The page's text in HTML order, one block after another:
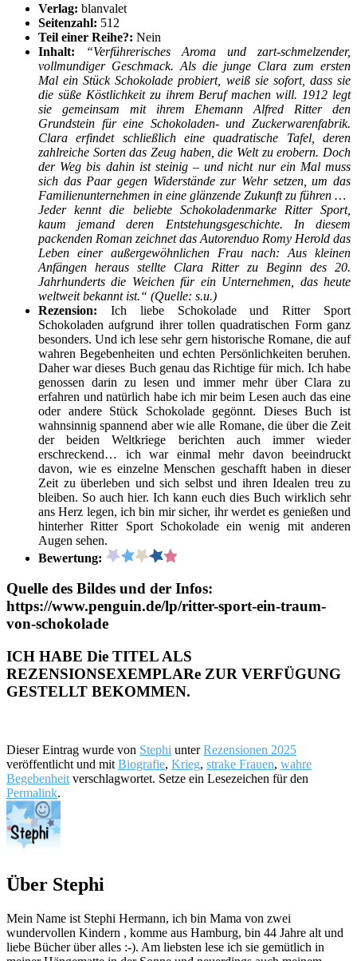
Verlag: blanvalet
Seitenzahl: 512
Teil einer Reihe?: Nein
Inhalt:
“Verführerisches Aroma und zart-schmelzender,
vollmundiger Geschmack. Als die junge Clara zum ersten
Mal ein Stück Schokolade probiert, weiß sie sofort, dass sie
die süße Köstlichkeit zu ihrem Beruf machen will. 1912 legt
sie gemeinsam mit ihrem Ehemann Alfred Ritter den
Grundstein für eine Schokoladen- und Zuckerwarenfabrik.
Clara erfindet schließlich eine quadratische Tafel, deren
zahlreiche Sorten das Zeug haben, die Welt zu erobern. Doch
der Weg bis dahin ist steinig – und nicht nur ein Mal muss
sich das Paar gegen Widerstände zur Wehr setzen, um das
Familienunternehmen in eine glänzende Zukunft zu führen …
Jeder kennt die beliebte Schokoladenmarke Ritter Sport,
kaum jemand deren Entstehungsgeschichte. In diesem
packenden Roman zeichnet das Autorenduo Romy Herold das
Leben einer außergewöhnlichen Frau nach: Aus kleinen
Anfängen heraus stellte Clara Ritter zu Beginn des 20.
Jahrhunderts die Weichen für ein Unternehmen, das heute
weltweit bekannt ist.“ (Quelle: s.u.)
Rezension: Ich liebe Schokolade und Ritter Sport
Schokoladen aufgrund ihrer tollen quadratischen Form ganz
besonders. Und ich lese sehr gern historische Romane, die auf
wahren Begebenheiten und echten Persönlichkeiten beruhen.
Daher war dieses Buch genau das Richtige für mich. Ich habe
genossen darin zu lesen und immer mehr über Clara zu
erfahren und natürlich habe ich mir beim Lesen auch das eine
oder andere Stück Schokolade gegönnt. Dieses Buch ist
wahnsinnig spannend aber wie alle Romane, die über die Zeit
der beiden Weltkriege berichten auch immer wieder
erschreckend… ich war einmal mehr davon beeindruckt
davon, wie es einzelne Menschen geschafft haben in dieser
Zeit zu überleben und sich selbst und ihren Idealen treu zu
bleiben. So auch hier. Ich kann euch dies Buch wirklich sehr
ans Herz legen, ich bin mir sicher, ihr werdet es genießen und
hinterher Ritter Sport Schokolade ein wenig mit anderen
Augen sehen.
Bewertung:
Quelle des Bildes und der Infos:
https://www.penguin.de/lp/ritter-sport-ein-traum-
von-schokolade
ICH HABE Die TITEL ALS
REZENSIONSEXEMPLARe ZUR VERFÜGUNG
GESTELLT BEKOMMEN.
Dieser Eintrag wurde von Stephi unterRezensionen 2025
veröffentlicht und mit Biografie, Krieg, strake Frauen, wahre
Begebenheit verschlagwortet. Setze ein Lesezeichen für den
Permalink.
Über Stephi
Mein Name ist Stephi Hermann, ich bin Mama von zwei
wundervollen Kindern , komme aus Hamburg, bin 44 Jahre alt und
liebe Bücher über alles :-). Am liebsten lese ich sie gemütlich in